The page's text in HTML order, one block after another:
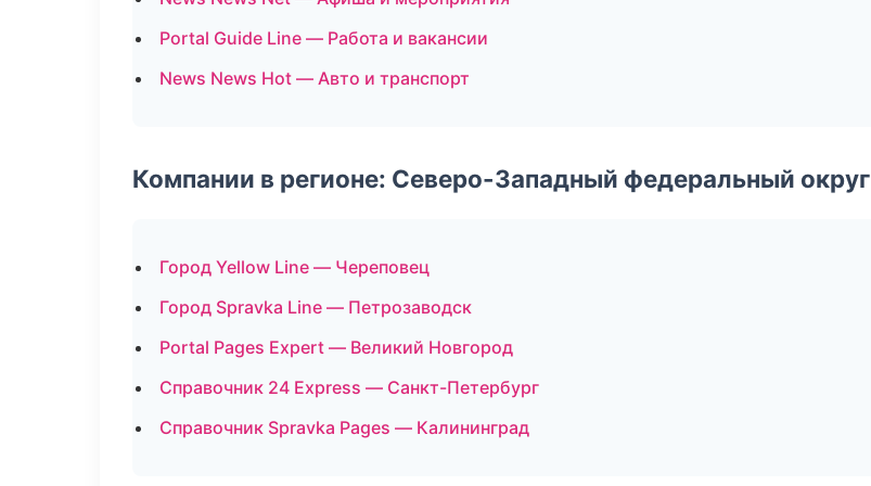
Portal Guide Line — Работа и вакансии
News News Hot — Авто и транспорт
Компании в регионе: Северо-Западный федеральный округ
Город Yellow Line — Череповец
Город Spravka Line — Петрозаводск
Portal Pages Expert — Великий Новгород
Справочник 24 Express — Санкт-Петербург
Справочник Spravka Pages — Калининград